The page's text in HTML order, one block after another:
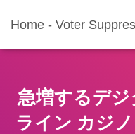
Home - Voter
急増するデジ
ライン カジノ